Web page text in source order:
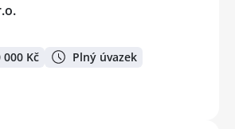
000 Kč Plný úvazek